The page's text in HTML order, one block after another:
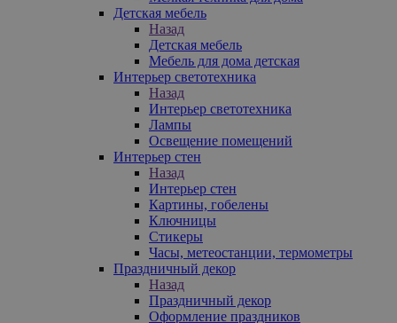
Детская мебель
Назад
Детская мебель
Мебель для дома детская
Интерьер светотехника
Назад
Интерьер светотехника
Лампы
Освещение помещений
Интерьер стен
Назад
Интерьер стен
Картины, гобелены
Ключницы
Стикеры
Часы, метеостанции, термометры
Праздничный декор
Назад
Праздничный декор
Оформление праздников